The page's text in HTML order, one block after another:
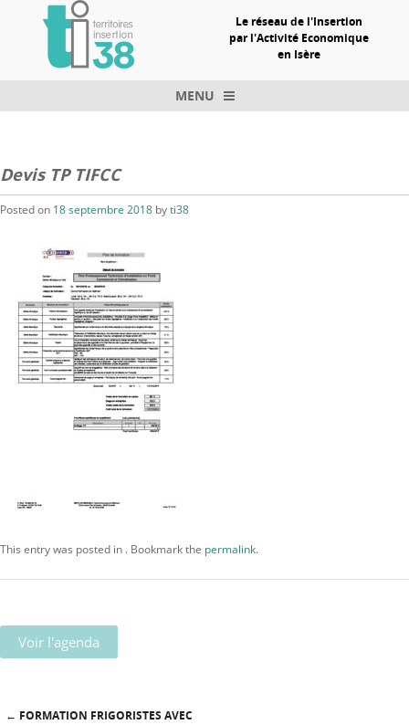
Le réseau de l'Insertion
par l'Activité Economique
en Isère
MENU
Devis TP TIFCC
Posted on 18 septembre 2018 byti38
This entry was posted in . Bookmark the permalink.
Voir l'agenda
← FORMATION FRIGORISTES AVEC